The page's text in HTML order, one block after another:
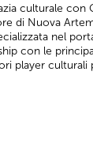
culturale con
di Nuova
nel
con le
player culturali